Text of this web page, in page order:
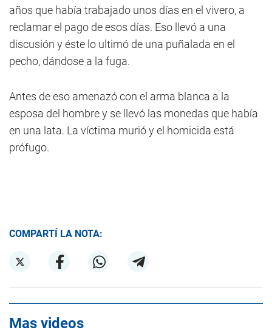
años que había trabajado unos días en el vivero, a
reclamar el pago de esos días. Eso llevó a una
discusión y éste lo ultimó de una puñalada en el
pecho, dándose a la fuga.
Antes de eso amenazó con el arma blanca a la
esposa del hombre y se llevó las monedas que había
en una lata. La víctima murió y el homicida está
prófugo.
COMPARTÍ LA NOTA:
Mas videos